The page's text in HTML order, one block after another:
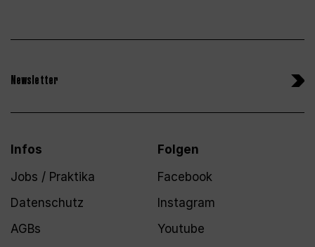
Newsletter
Infos
Jobs / Praktika
Datenschutz
AGBs
Folgen
Facebook
Instagram
Youtube